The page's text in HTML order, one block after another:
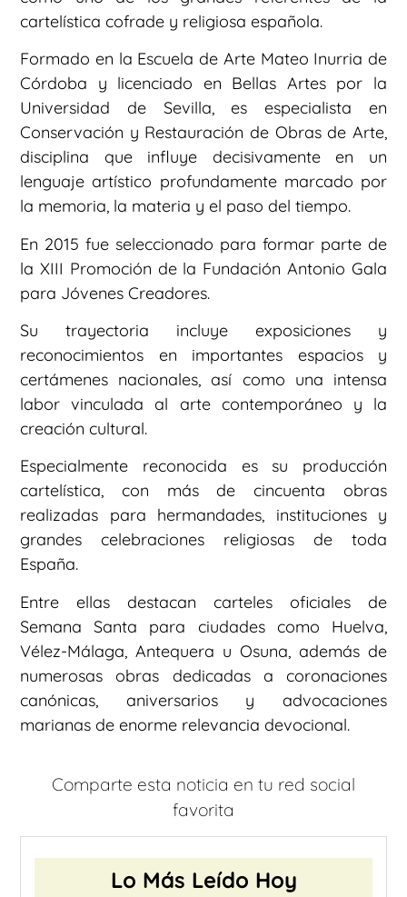
cartelística cofrade y religiosa española.
Formado en la Escuela de Arte Mateo Inurria de
Córdoba y licenciado en Bellas Artes por la
Universidad de Sevilla, es especialista en
Conservación y Restauración de Obras de Arte,
disciplina que influye decisivamente en un
lenguaje artístico profundamente marcado por
la memoria, la materia y el paso del tiempo.
En 2015 fue seleccionado para formar parte de
la XIII Promoción de la Fundación Antonio Gala
para Jóvenes Creadores.
Su trayectoria incluye exposiciones y
reconocimientos en importantes espacios y
certámenes nacionales, así como una intensa
labor vinculada al arte contemporáneo y la
creación cultural.
Especialmente reconocida es su producción
cartelística, con más de cincuenta obras
realizadas para hermandades, instituciones y
grandes celebraciones religiosas de toda
España.
Entre ellas destacan carteles oficiales de
Semana Santa para ciudades como Huelva,
Vélez-Málaga, Antequera u Osuna, además de
numerosas obras dedicadas a coronaciones
canónicas, aniversarios y advocaciones
marianas de enorme relevancia devocional.
Comparte esta noticia en tu red social
favorita
Lo Más Leído Hoy